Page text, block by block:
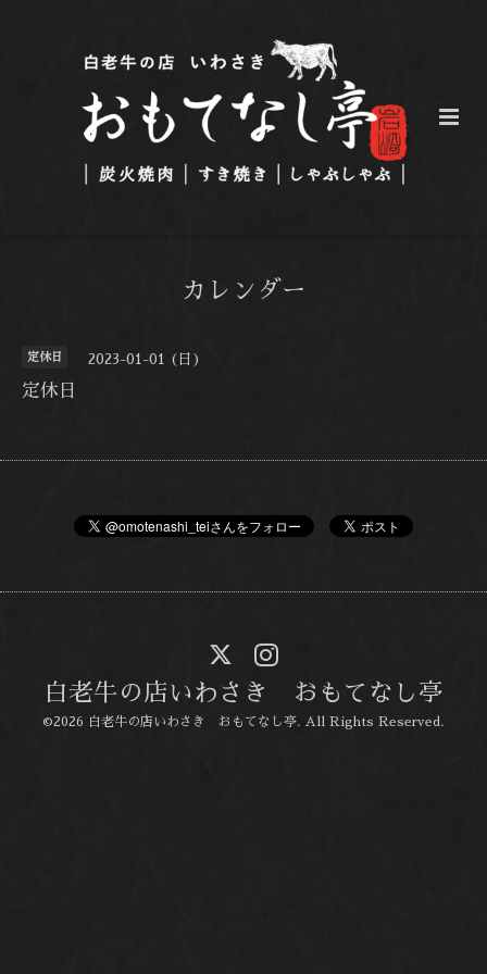
カレンダー
定休日 2023-01-01 (日)
定休日
白老牛の店いわさき おもてなし亭
©2026 白老牛の店いわさき おもてなし亭. All Rights Reserved.